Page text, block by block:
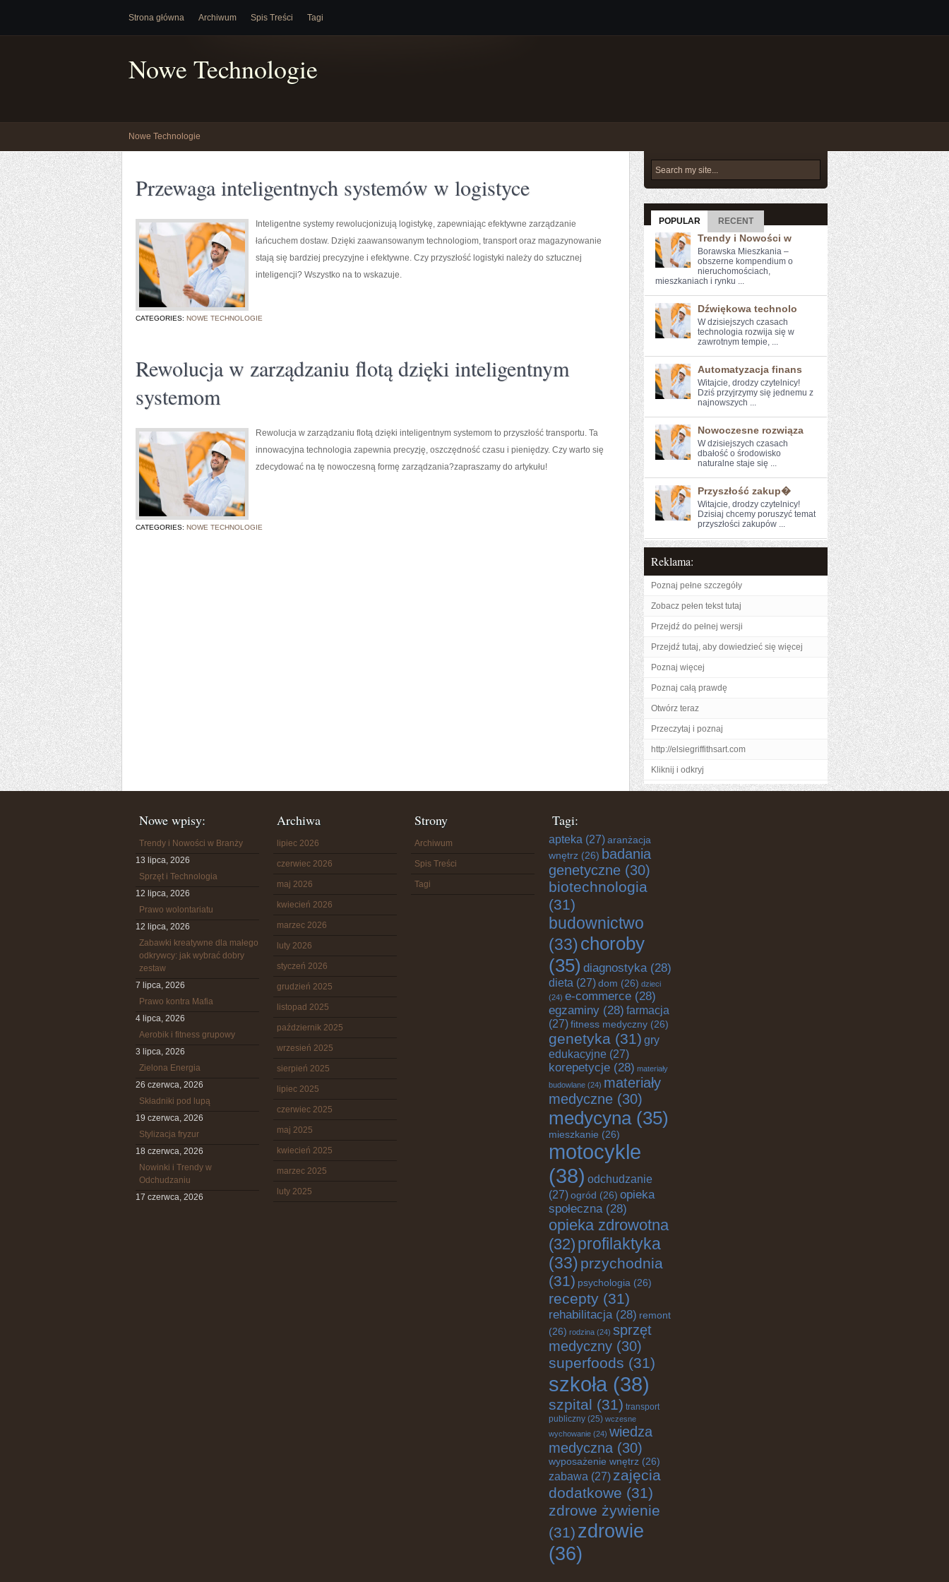
Strona główna Archiwum Spis Treści Tagi
Nowe Technologie
Nowe Technologie
Przewaga inteligentnych systemów w logistyce
Inteligentne systemy rewolucjonizują logistykę, zapewniając efektywne zarządzanie
łańcuchem dostaw. Dzięki zaawansowanym technologiom, transport oraz magazynowanie
stają się bardziej precyzyjne i efektywne. Czy przyszłość logistyki należy do sztucznej
inteligencji? Wszystko na to wskazuje.
CATEGORIES: NOWE TECHNOLOGIE
Rewolucja w zarządzaniu flotą dzięki inteligentnym
systemom
Rewolucja w zarządzaniu flotą dzięki inteligentnym systemom to przyszłość transportu. Ta
innowacyjna technologia zapewnia precyzję, oszczędność czasu i pieniędzy. Czy warto się
zdecydować na tę nowoczesną formę zarządzania?zapraszamy do artykułu!
CATEGORIES: NOWE TECHNOLOGIE
POPULAR RECENT
Trendy i Nowości w
Borawska Mieszkania –
obszerne kompendium o
nieruchomościach,
mieszkaniach i rynku ...
Dźwiękowa technolo
W dzisiejszych czasach
technologia rozwija się w
zawrotnym tempie, ...
Automatyzacja finans
Witajcie, drodzy czytelnicy!
‍Dziś przyjrzymy⁣ się jednemu z
najnowszych ...
Nowoczesne rozwiąza
W dzisiejszych czasach
dbałość‌ o środowisko
naturalne staje‌ się ...
Przyszłość zakup�
Witajcie,‍ drodzy czytelnicy!
Dzisiaj chcemy ‍poruszyć temat
przyszłości zakupów‌ ...
Reklama:
Poznaj pełne szczegóły
Zobacz pełen tekst tutaj
Przejdź do pełnej wersji
Przejdź tutaj, aby dowiedzieć się więcej
Poznaj więcej
Poznaj całą prawdę
Otwórz teraz
Przeczytaj i poznaj
http://elsiegriffithsart.com
Kliknij i odkryj
Nowe wpisy:
Trendy i Nowości w Branży
13 lipca, 2026
Sprzęt i Technologia
12 lipca, 2026
Prawo wolontariatu
12 lipca, 2026
Zabawki kreatywne dla małego
odkrywcy: jak wybrać dobry
zestaw
7 lipca, 2026
Prawo kontra Mafia
4 lipca, 2026
Aerobik i fitness grupowy
3 lipca, 2026
Zielona Energia
26 czerwca, 2026
Składniki pod lupą
19 czerwca, 2026
Stylizacja fryzur
18 czerwca, 2026
Nowinki i Trendy w
Odchudzaniu
17 czerwca, 2026
Archiwa
lipiec 2026
czerwiec 2026
maj 2026
kwiecień 2026
marzec 2026
luty 2026
styczeń 2026
grudzień 2025
listopad 2025
październik 2025
wrzesień 2025
sierpień 2025
lipiec 2025
czerwiec 2025
maj 2025
kwiecień 2025
marzec 2025
luty 2025
Strony
Archiwum
Spis Treści
Tagi
Tagi:
apteka (27) aranżacja
wnętrz (26) badania
genetyczne (30)
biotechnologia
(31)
budownictwo
(33)choroby
(35) diagnostyka(28)
dieta (27) dom (26) dzieci
(24) e-commerce (28)
egzaminy (28) farmacja
(27) fitness medyczny (26)
genetyka (31) gry
edukacyjne (27)
korepetycje (28) materiały
budowlane (24) materiały
medyczne (30)
medycyna(35)
mieszkanie (26)
motocykle
(38) odchudzanie
(27) ogród (26) opieka
społeczna(28)
opieka zdrowotna
(32) profilaktyka
(33) przychodnia
(31) psychologia (26)
recepty (31)
rehabilitacja(28) remont
(26) rodzina (24) sprzęt
medyczny (30)
superfoods (31)
szkoła (38)
szpital (31) transport
publiczny (25) wczesne
wychowanie (24) wiedza
medyczna (30)
wyposażenie wnętrz (26)
zabawa (27)zajęcia
dodatkowe (31)
zdrowe żywienie
(31) zdrowie
(36)